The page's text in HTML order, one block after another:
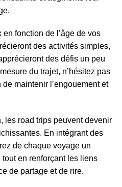
fonction de l’âge de vos
des activités simples,
des défis un peu
du trajet, n’hésitez pas
maintenir l’engouement et
les road trips peuvent devenir
En intégrant des
de chaque voyage un
en renforçant les liens
de partage et de rire.